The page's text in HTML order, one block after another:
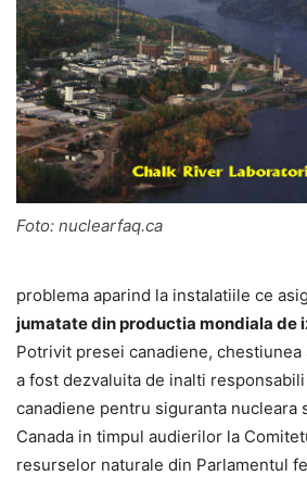
Foto: nuclearfaq.ca
problema aparind la instalatiile ce
jumatate din productia mondiala de
Potrivit presei canadiene,
a fost dezvaluita de inalti
canadiene pentru siguranta nucleara
Canada in timpul audierilor la
resurselor naturale din Parlamentul